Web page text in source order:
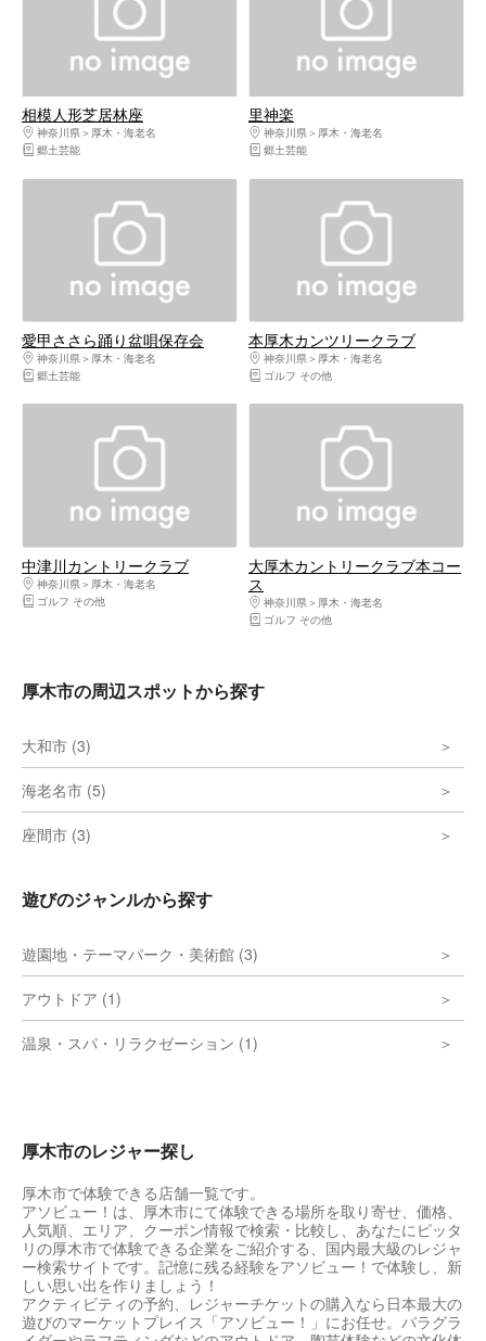
相模人形芝居林座
神奈川県
厚木・海老名
郷土芸能
里神楽
神奈川県
厚木・海老名
郷土芸能
愛甲ささら踊り盆唄保存会
神奈川県
厚木・海老名
郷土芸能
本厚木カンツリークラブ
神奈川県
厚木・海老名
ゴルフ その他
中津川カントリークラブ
神奈川県
厚木・海老名
ゴルフ その他
大厚木カントリークラブ本コー
ス
神奈川県
厚木・海老名
ゴルフ その他
厚木市の周辺スポットから探す
大和市 (3)
海老名市 (5)
座間市 (3)
遊びのジャンルから探す
遊園地・テーマパーク・美術館 (3)
アウトドア (1)
温泉・スパ・リラクゼーション (1)
厚木市のレジャー探し
厚木市で体験できる店舗一覧です。
アソビュー！は、厚木市にて体験できる場所を取り寄せ、価格、
人気順、エリア、クーポン情報で検索・比較し、あなたにピッタ
リの厚木市で体験できる企業をご紹介する、国内最大級のレジャ
ー検索サイトです。記憶に残る経験をアソビュー！で体験し、新
しい思い出を作りましょう！
アクティビティの予約、レジャーチケットの購入なら日本最大の
遊びのマーケットプレイス「アソビュー！」にお任せ。パラグラ